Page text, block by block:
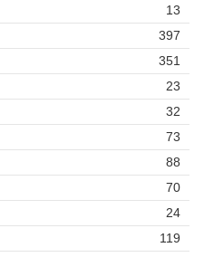
13
397
351
23
32
73
88
70
24
119